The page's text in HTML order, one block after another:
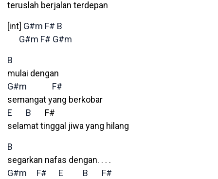
teruslah berjalan terdepan
[int] G#m F# B
G#m F# G#m
B
mulai dengan
G#m
F#
semangat yang berkobar
E
B F#
selamat tinggal jiwa yang hilang
B
segarkan nafas dengan. . . .
G#m
F# E B
F#